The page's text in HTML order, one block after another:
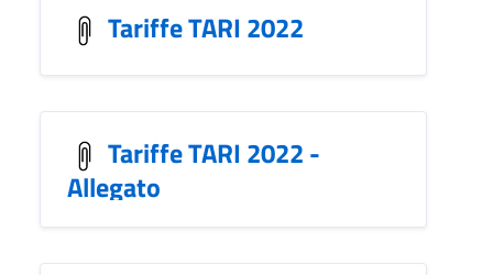
Tariffe TARI 2022
Tariffe TARI 2022 -
Allegato